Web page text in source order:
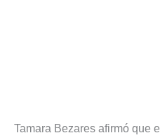
Tamara Bezares afirmó que